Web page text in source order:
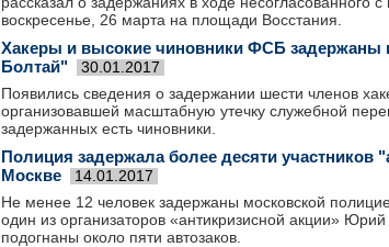
воскресенье, 26 марта на площади Восстания.
Хакеры и высокие чиновники ФСБ задержаны
Болтай"
30.01.2017
Появились сведения о задержании шести членов
организовавшей масштабную утечку служебной
задержанных есть чиновники.
Полиция задержала более десяти участников
Москве
14.01.2017
Не менее 12 человек задержаны московской
один из организаторов «антикризисной акции»
подогнаны около пяти автозаков.